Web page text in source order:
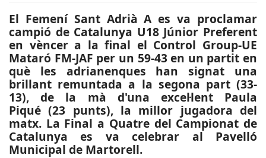
El Femení Sant Adrià A es va proclamar
campió de Catalunya U18 Júnior Preferent
en vèncer a la final el Control Group-UE
Mataró FM-JAF per un 59-43 en un partit en
què les adrianenques han signat una
brillant remuntada a la segona part (33-
13), de la mà d'una excel·lent Paula
Piqué (23 punts), la millor jugadora del
matx. La Final a Quatre del Campionat de
Catalunya es va celebrar al Pavelló
Municipal de Martorell.